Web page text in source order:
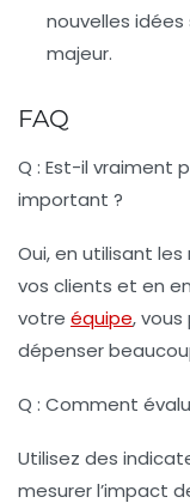
nouvelles
majeur.
FAQ
Q : Est-il vraiment
important ?
Oui, en utilisant
vos clients et en
votre équipe,
dépenser
Q : Comment
Utilisez des
mesurer l’impact